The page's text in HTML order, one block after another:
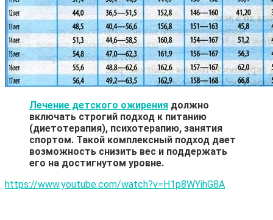
Лечение детского ожирения должно
включать строгий подход к питанию
(диетотерапия), психотерапию, занятия
спортом. Такой комплексный подход дает
возможность снизить вес и поддержать
его на достигнутом уровне.
https://www.youtube.com/watch?v=H1p8WYihG8A